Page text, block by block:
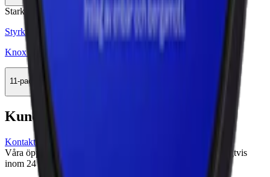
Stark
Styrka Stark · Large
Knox Karaktär Blue Stark White Portion
11-pack
308,99 kr
Kundservice
Kontakta oss
Våra öppettider är: Alla dagar 08:00 - 18:00 Vi svarar vanligtvis
inom 24 timmar på vardagar.